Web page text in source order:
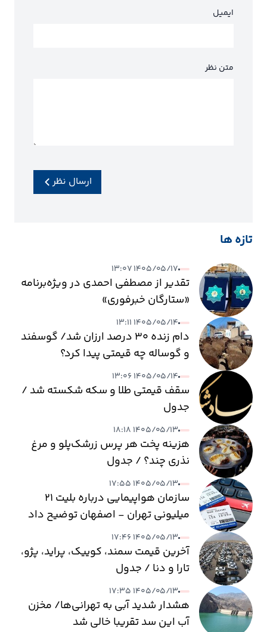
ایمیل
متن نظر
ارسال نظر
تازه ها
۱۴۰۵/۰۵/۱۷ ۱۳:۰۷
تقدیر از مصطفی احمدی در ویژه‌برنامه
«ستارگان خبرفوری»
۱۴۰۵/۰۵/۱۴ ۱۳:۱۱
دام زنده ۳۰ درصد ارزان شد/ گوسفند
و گوساله چه قیمتی پیدا کرد؟
۱۴۰۵/۰۵/۱۴ ۱۳:۰۶
سقف قیمتی طلا و سکه شکسته شد /
جدول
۱۴۰۵/۰۵/۱۳ ۱۸:۱۸
هزینه پخت هر پرس زرشک‌پلو و مرغ
نذری چند؟ / جدول
۱۴۰۵/۰۵/۱۳ ۱۷:۵۵
سازمان هواپیمایی درباره بلیت ۲۱
میلیونی تهران - اصفهان توضیح داد
۱۴۰۵/۰۵/۱۳ ۱۷:۴۶
آخرین قیمت سمند، کوییک، پراید، پژو،
تارا و دنا / جدول
۱۴۰۵/۰۵/۱۳ ۱۷:۳۵
هشدار شدید آبی به تهرانی‌ها/ مخزن
آب این سد تقریبا خالی شد